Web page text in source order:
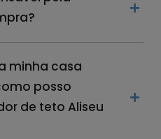
minha casa
posso
de teto Aliseu